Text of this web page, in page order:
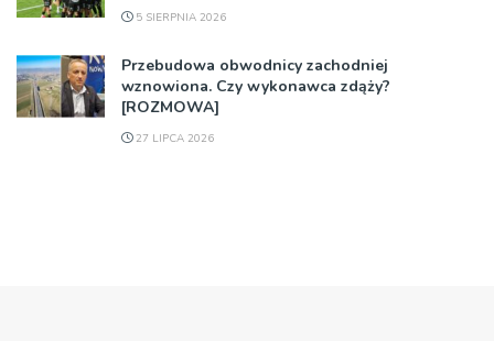
5 SIERPNIA 2026
Przebudowa obwodnicy zachodniej
wznowiona. Czy wykonawca zdąży?
[ROZMOWA]
27 LIPCA 2026